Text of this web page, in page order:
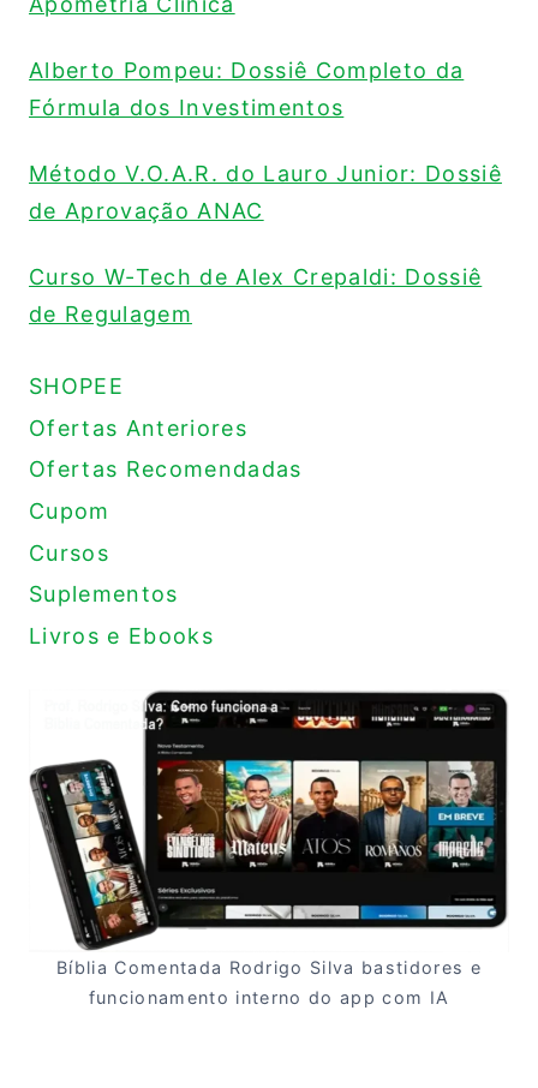
Alberto Pompeu: Dossiê Completo da
Fórmula dos Investimentos
Método V.O.A.R. do Lauro Junior: Dossiê
de Aprovação ANAC
Curso W-Tech de Alex Crepaldi: Dossiê
de Regulagem
SHOPEE
Ofertas Anteriores
Ofertas Recomendadas
Cupom
Cursos
Suplementos
Livros e Ebooks
Bíblia Comentada Rodrigo Silva bastidores e
funcionamento interno do app com IA